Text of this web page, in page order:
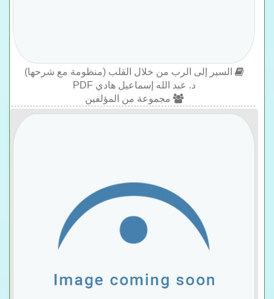
السير إلى الرب من خلال القلب (منظومة مع شرحها)
د. عبد الله إسماعيل هادي PDF
مجموعة من المؤلفين